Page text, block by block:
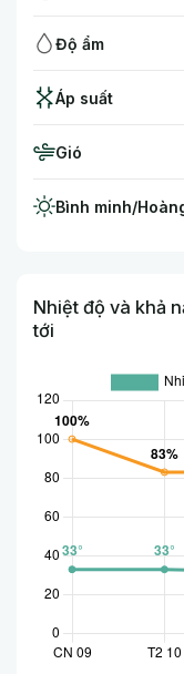
Độ ẩm
Áp suất
Gió
Bình minh/
Nhiệt độ và khả
tới